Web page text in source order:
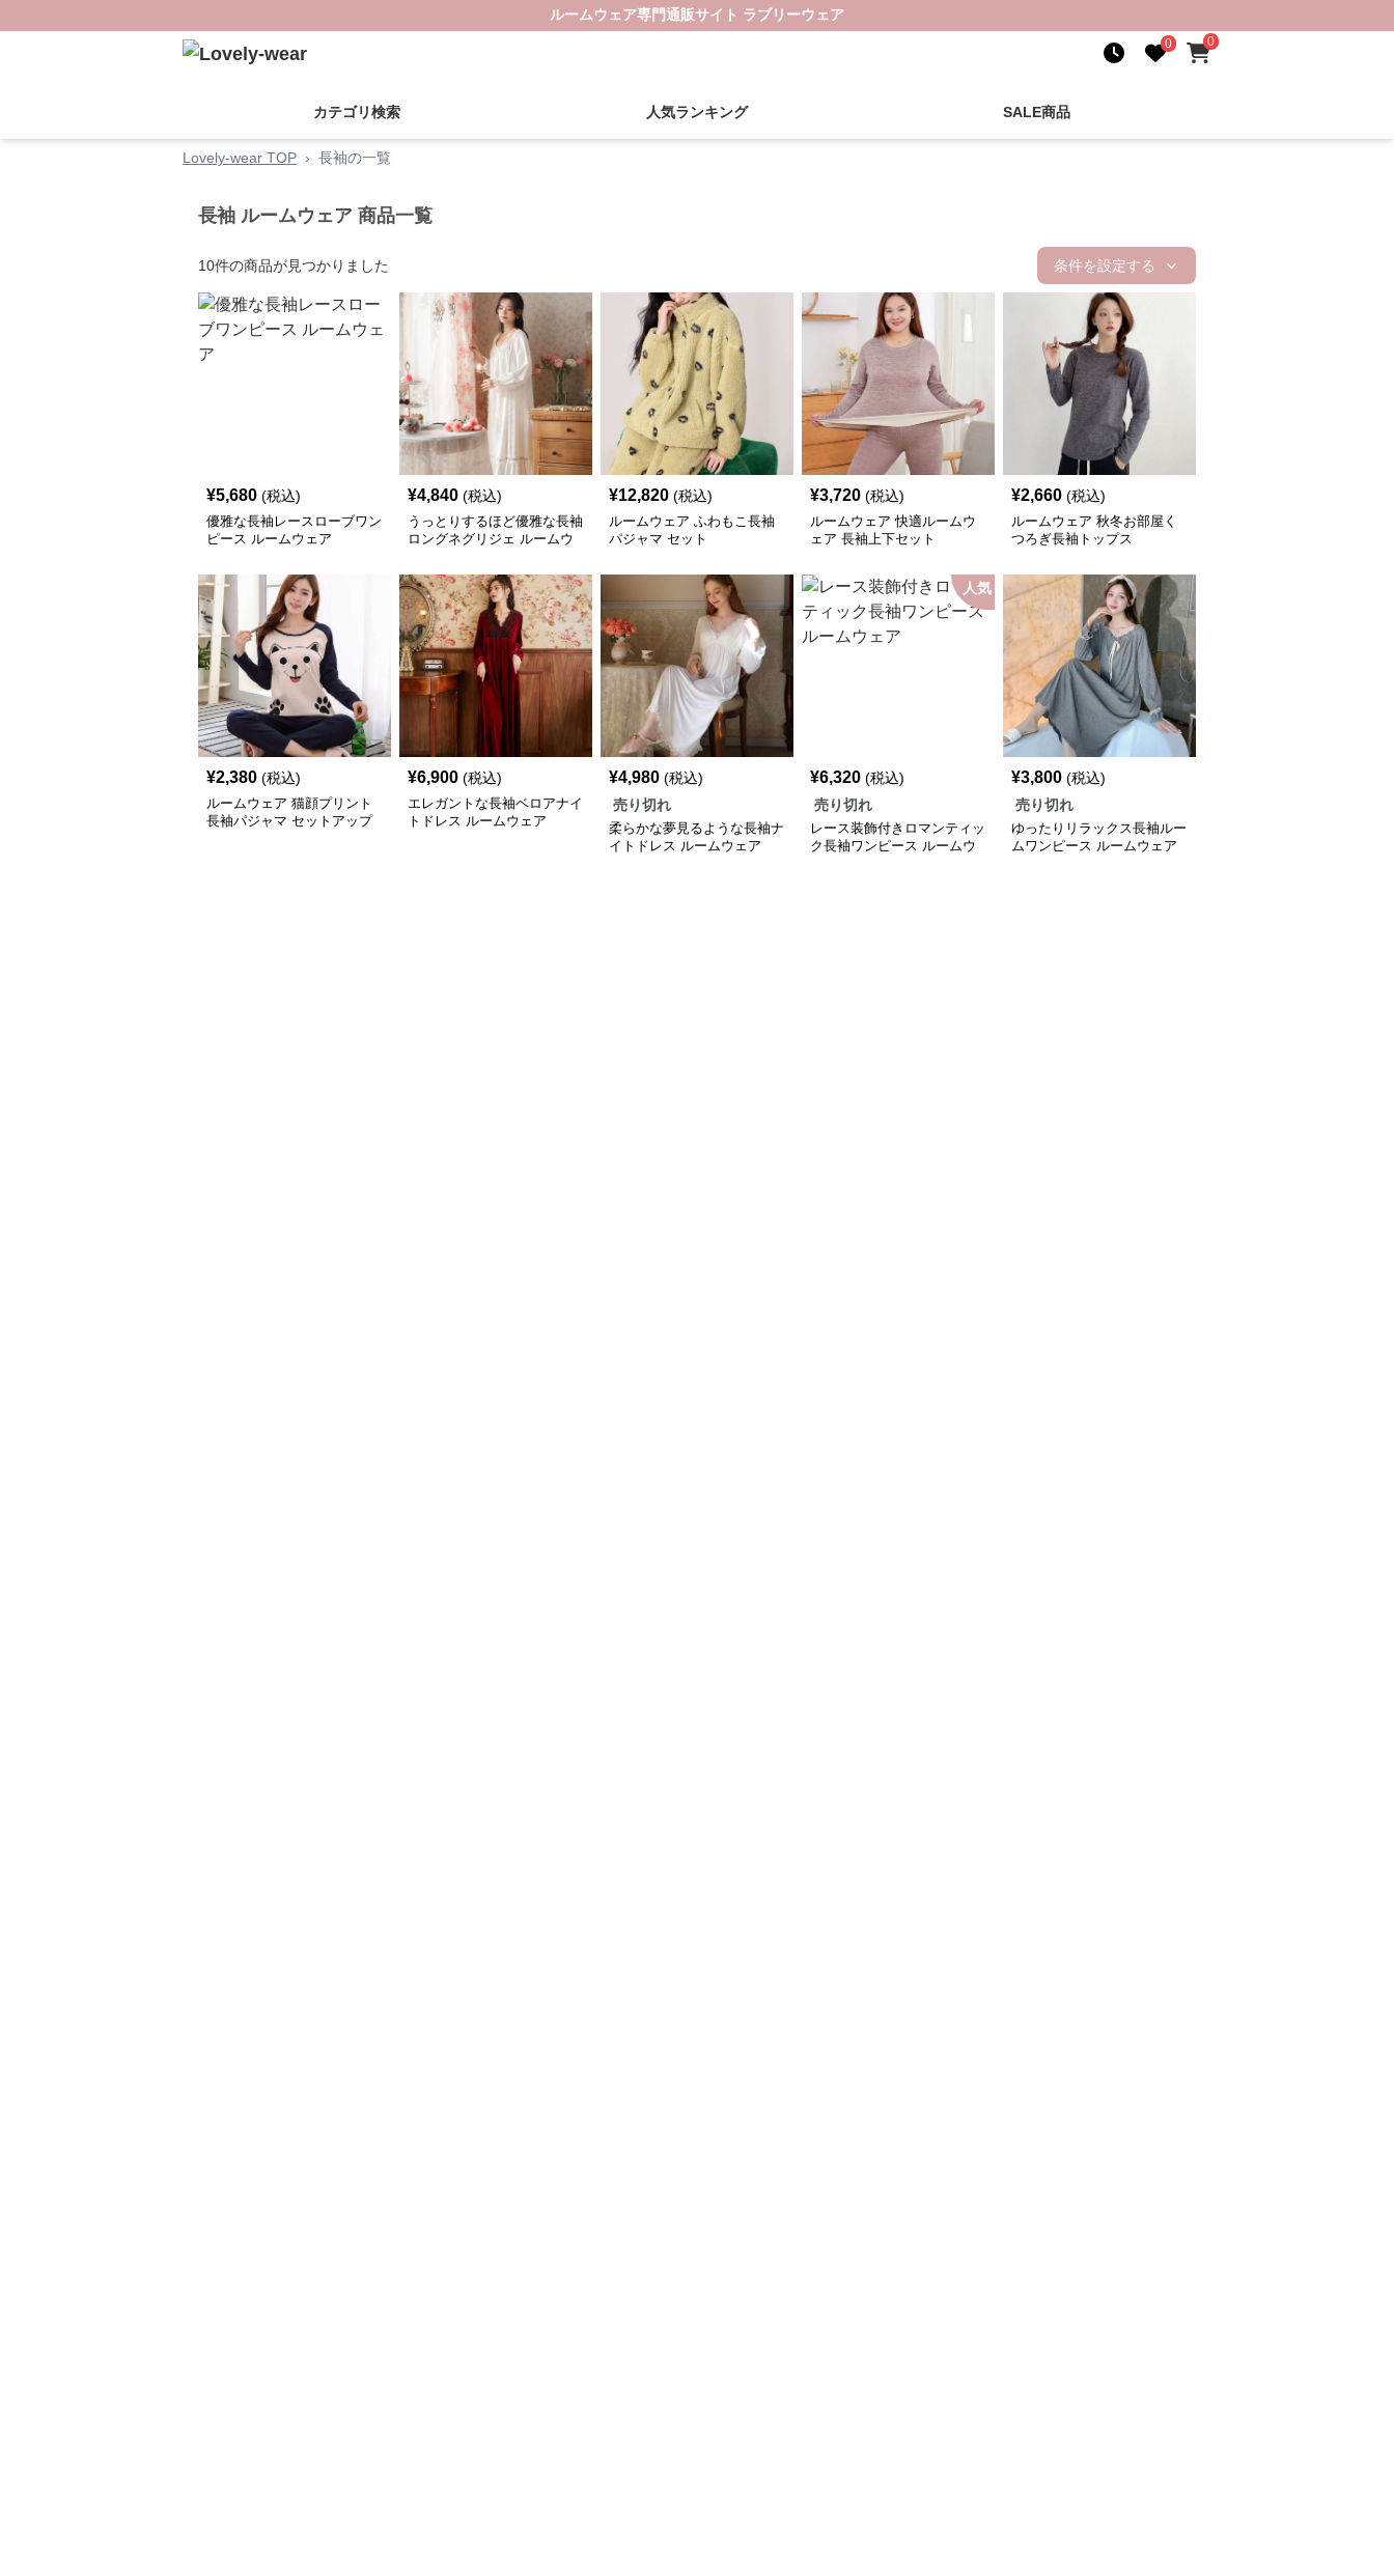
ルームウェア専門通販サイト ラブリーウェア
0 0
カテゴリ検索 人気ランキング SALE商品
Lovely-wear TOP › 長袖の一覧
長袖 ルームウェア 商品一覧
10件の商品が見つかりました 条件を設定する
¥5,680 (税込)
優雅な長袖レースローブワン
ピース ルームウェア
¥4,840 (税込)
うっとりするほど優雅な長袖
ロングネグリジェ ルームウ
¥12,820 (税込)
ルームウェア ふわもこ長袖
パジャマ セット
¥3,720 (税込)
ルームウェア 快適ルームウ
ェア 長袖上下セット
¥2,660 (税込)
ルームウェア 秋冬お部屋く
つろぎ長袖トップス
¥2,380 (税込)
ルームウェア 猫顔プリント
長袖パジャマ セットアップ
¥6,900 (税込)
エレガントな長袖ベロアナイ
トドレス ルームウェア
¥4,980 (税込)
売り切れ
柔らかな夢見るような長袖ナ
イトドレス ルームウェア
人気
¥6,320 (税込)
売り切れ
レース装飾付きロマンティッ
ク長袖ワンピース ルームウ
¥3,800 (税込)
売り切れ
ゆったりリラックス長袖ルー
ムワンピース ルームウェア